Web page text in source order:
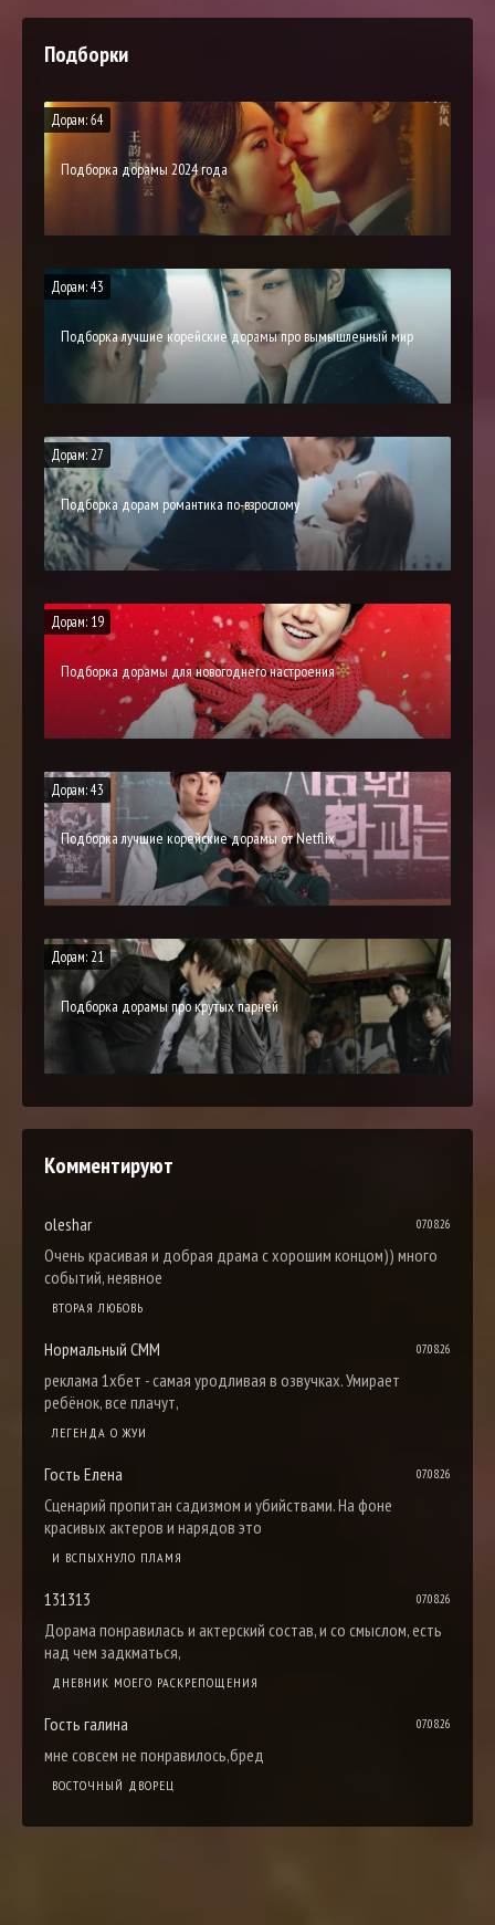
Подборки
Дорам: 64
Подборка дорамы 2024 года
Дорам: 43
Подборка лучшие корейские дорамы про вымышленный мир
Дорам: 27
Подборка дорам романтика по-взрослому
Дорам: 19
Подборка дорамы для новогоднего настроения
Дорам: 43
Подборка лучшие корейские дорамы от Netflix
Дорам: 21
Подборка дорамы про крутых парней
Комментируют
oleshar 07.08.26
Очень красивая и добрая драма с хорошим концом)) много
событий, неявное
ВТОРАЯ ЛЮБОВЬ
Нормальный СММ 07.08.26
реклама 1хбет - самая уродливая в озвучках. Умирает
ребёнок, все плачут,
ЛЕГЕНДА О ЖУИ
Гость Елена 07.08.26
Сценарий пропитан садизмом и убийствами. На фоне
красивых актеров и нарядов это
И ВСПЫХНУЛО ПЛАМЯ
131313 07.08.26
Дорама понравилась и актерский состав, и со смыслом, есть
над чем задкматься,
ДНЕВНИК МОЕГО РАСКРЕПОЩЕНИЯ
Гость галина 07.08.26
мне совсем не понравилось,бред
ВОСТОЧНЫЙ ДВОРЕЦ